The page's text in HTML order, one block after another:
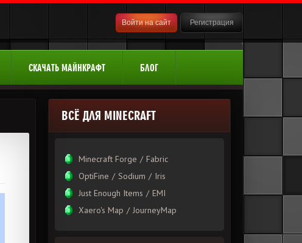
Войти на сайт Регистрация
СКАЧАТЬ МАЙНКРАФТ БЛОГ
ВСЁ ДЛЯ MINECRAFT
Minecraft Forge / Fabric
OptiFine / Sodium / Iris
Just Enough Items / EMI
Xаero's Mаp / JourneyMap